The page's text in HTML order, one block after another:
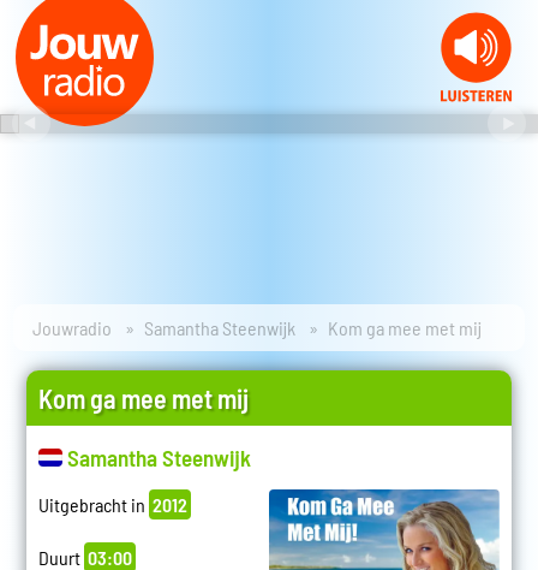
Jouwradio Samantha Steenwijk Kom ga mee met mij
Kom ga mee met mij
Samantha Steenwijk
Uitgebracht in 2012
Duurt 03:00